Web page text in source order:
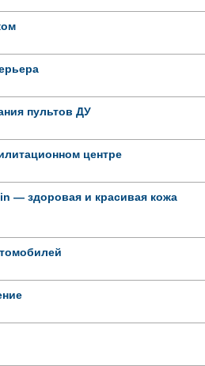
пультов ДУ
центре
— здоровая и красивая кожа